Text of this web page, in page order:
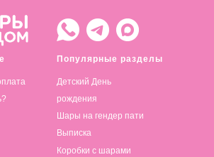
Популярные разделы
Детский День
рождения
Шары на гендер пати
Выписка
Коробки с шарами